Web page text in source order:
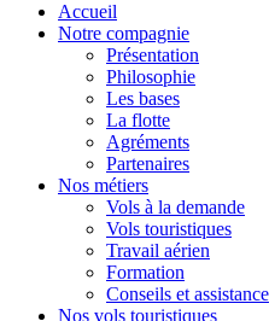
Accueil
Notre compagnie
Présentation
Philosophie
Les bases
La flotte
Agréments
Partenaires
Nos métiers
Vols à la demande
Vols touristiques
Travail aérien
Formation
Conseils et assistance
Nos vols touristiques